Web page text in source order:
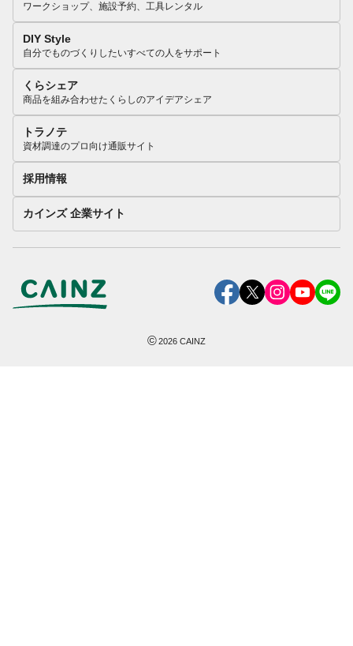
ワークショップ、施設予約、工具レンタル
DIY Style
自分でものづくりしたいすべての人をサポート
くらシェア
商品を組み合わせたくらしのアイデアシェア
トラノテ
資材調達のプロ向け通販サイト
採用情報
カインズ 企業サイト
©2026 CAINZ